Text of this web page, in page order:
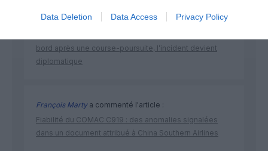
Data Deletion Data Access Privacy Policy
Bruno Ca commenté l'article :
bord après une course-poursuite, l’incident devient
diplomatique
François Martya commenté l'article :
Fiabilité du COMAC C919 : des anomalies signalées
dans un document attribué à China Southern Airlines